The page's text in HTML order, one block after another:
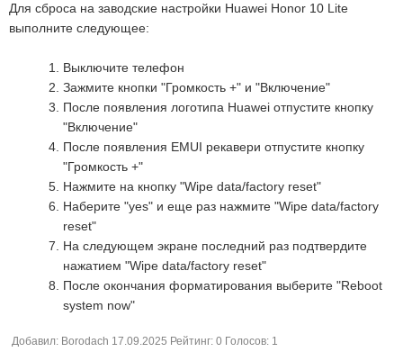
Для сброса на заводские настройки Huawei Honor 10 Lite
выполните следующее:
Выключите телефон
Зажмите кнопки "Громкость +" и "Включение"
После появления логотипа Huawei отпустите кнопку
"Включение"
После появления EMUI рекавери отпустите кнопку
"Громкость +"
Нажмите на кнопку "Wipe data/factory reset"
Наберите "yes" и еще раз нажмите "Wipe data/factory
reset"
На следующем экране последний раз подтвердите
нажатием "Wipe data/factory reset"
После окончания форматирования выберите "Reboot
system now"
Добавил: Borodach 17.09.2025 Рейтинг: 0 Голосов: 1